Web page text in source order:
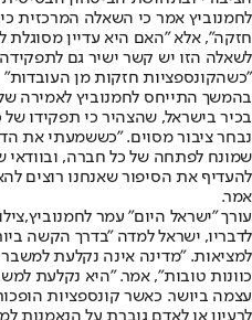
לחמנוביץ אמר כי השאלה המרכזית
חזקה", אלא "האם היא עדיין מסוגלת
לשאלה הזו יש קשר ישיר גם
"כשהקונספציות חזקות מן העובדות"
בהמשך התייחס לחמנוביץ לאמירה
בכיר בישראל, שהצהיר כי תפקידו
נבחר ציבור מסוים. "כששמעתי את
שמונח לפתחה של כל חברה,
להעדיף את הסיפור שאנחנו רוצים
אמר.
עורך "ישראל היום" עמר
לדבריו, ישראל למדה "בדרך הקשה
למציאות. "מדינה אינה נקלעת
כוונות טובות", אמר. "היא נקלעת
עצמה ביושר. כאשר קונספציות